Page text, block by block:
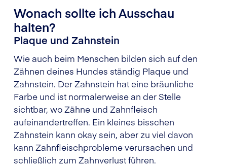
Wonach sollte ich Ausschau
halten?
Plaque und Zahnstein
Wie auch beim Menschen bilden sich auf den
Zähnen deines Hundes ständig Plaque und
Zahnstein. Der Zahnstein hat eine bräunliche
Farbe und ist normalerweise an der Stelle
sichtbar, wo Zähne und Zahnfleisch
aufeinandertreffen. Ein kleines bisschen
Zahnstein kann okay sein, aber zu viel davon
kann Zahnfleischprobleme verursachen und
schließlich zum Zahnverlust führen.